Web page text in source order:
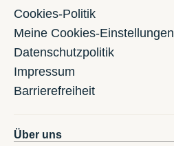
Cookies-Politik
Meine Cookies-Einstellungen
Datenschutzpolitik
Impressum
Barrierefreiheit
Über uns